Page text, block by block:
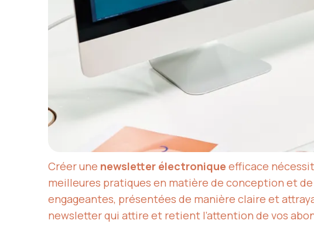
Créer une newsletter électronique efficace
meilleures pratiques en matière de conception et
engageantes, présentées de manière claire et
newsletter qui attire et retient l’attention de vos